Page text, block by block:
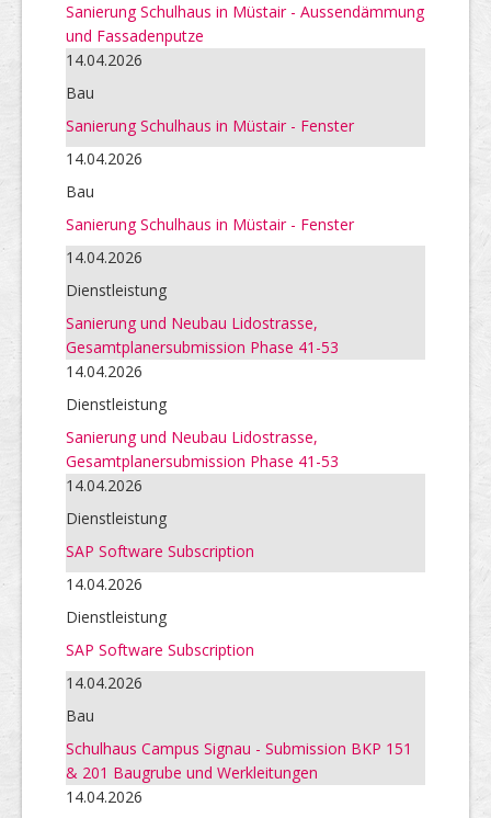
Sanierung Schulhaus in Müstair - Aussendämmung
und Fassadenputze
14.04.2026
Bau
Sanierung Schulhaus in Müstair - Fenster
14.04.2026
Bau
Sanierung Schulhaus in Müstair - Fenster
14.04.2026
Dienstleistung
Sanierung und Neubau Lidostrasse,
Gesamtplanersubmission Phase 41-53
14.04.2026
Dienstleistung
Sanierung und Neubau Lidostrasse,
Gesamtplanersubmission Phase 41-53
14.04.2026
Dienstleistung
SAP Software Subscription
14.04.2026
Dienstleistung
SAP Software Subscription
14.04.2026
Bau
Schulhaus Campus Signau - Submission BKP 151
& 201 Baugrube und Werkleitungen
14.04.2026